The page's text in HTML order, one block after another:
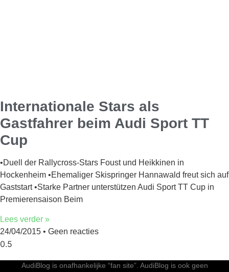
Internationale Stars als
Gastfahrer beim Audi Sport TT
Cup
•Duell der Rallycross-Stars Foust und Heikkinen in
Hockenheim •Ehemaliger Skispringer Hannawald freut sich auf
Gaststart •Starke Partner unterstützen Audi Sport TT Cup in
Premierensaison Beim
Lees verder »
24/04/2015
Geen reacties
AudiBlog is onafhankelijke “fan site”. AudiBlog is ook geen